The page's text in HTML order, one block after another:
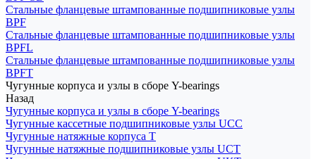
Стальные фланцевые штампованные подшипниковые узлы
BPF
Стальные фланцевые штампованные подшипниковые узлы
BPFL
Стальные фланцевые штампованные подшипниковые узлы
BPFT
Чугунные корпуса и узлы в сборе Y-bearings
Назад
Чугунные корпуса и узлы в сборе Y-bearings
Чугунные кассетные подшипниковые узлы UCC
Чугунные натяжные корпуса T
Чугунные натяжные подшипниковые узлы UCT